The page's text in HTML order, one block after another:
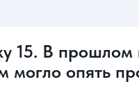
15. В прошлом
могло опять